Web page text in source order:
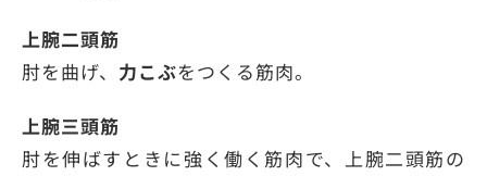
上腕二頭筋
肘を曲げ、 力こぶをつくる筋肉。
上腕三頭筋
肘を伸ばすときに強く働く筋肉で、上腕二頭筋の